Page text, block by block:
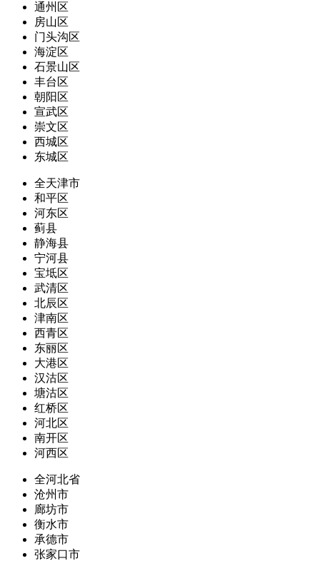
通州区
房山区
门头沟区
海淀区
石景山区
丰台区
朝阳区
宣武区
崇文区
西城区
东城区
全天津市
和平区
河东区
蓟县
静海县
宁河县
宝坻区
武清区
北辰区
津南区
西青区
东丽区
大港区
汉沽区
塘沽区
红桥区
河北区
南开区
河西区
全河北省
沧州市
廊坊市
衡水市
承德市
张家口市